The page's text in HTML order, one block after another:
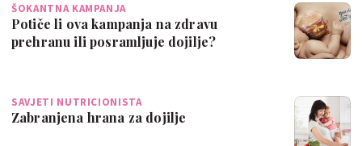
ŠOKANTNA KAMPANJA
Potiče li ova kampanja na zdravu
prehranu ili posramljuje dojilje?
SAVJETI NUTRICIONISTA
Zabranjena hrana za dojilje